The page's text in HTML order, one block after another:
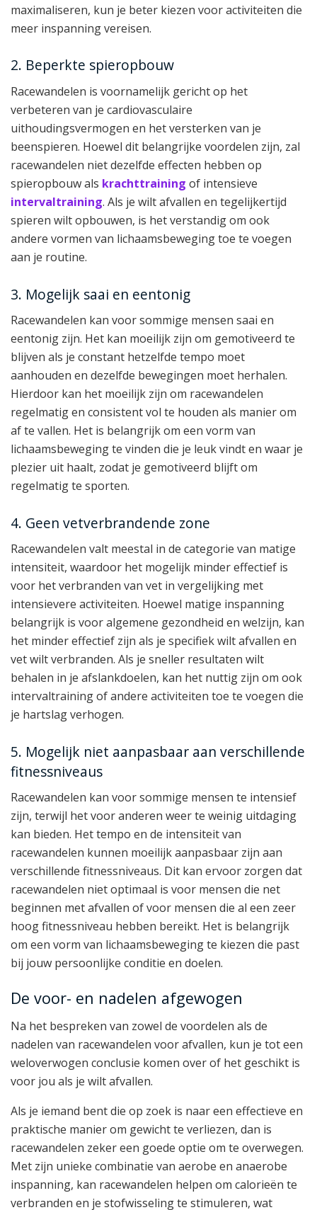
maximaliseren, kun je beter kiezen voor activiteiten die
meer inspanning vereisen.
2. Beperkte spieropbouw
Racewandelen is voornamelijk gericht op het
verbeteren van je cardiovasculaire
uithoudingsvermogen en het versterken van je
beenspieren. Hoewel dit belangrijke voordelen zijn, zal
racewandelen niet dezelfde effecten hebben op
spieropbouw als krachttraining of intensieve
intervaltraining. Als je wilt afvallen en tegelijkertijd
spieren wilt opbouwen, is het verstandig om ook
andere vormen van lichaamsbeweging toe te voegen
aan je routine.
3. Mogelijk saai en eentonig
Racewandelen kan voor sommige mensen saai en
eentonig zijn. Het kan moeilijk zijn om gemotiveerd te
blijven als je constant hetzelfde tempo moet
aanhouden en dezelfde bewegingen moet herhalen.
Hierdoor kan het moeilijk zijn om racewandelen
regelmatig en consistent vol te houden als manier om
af te vallen. Het is belangrijk om een vorm van
lichaamsbeweging te vinden die je leuk vindt en waar je
plezier uit haalt, zodat je gemotiveerd blijft om
regelmatig te sporten.
4. Geen vetverbrandende zone
Racewandelen valt meestal in de categorie van matige
intensiteit, waardoor het mogelijk minder effectief is
voor het verbranden van vet in vergelijking met
intensievere activiteiten. Hoewel matige inspanning
belangrijk is voor algemene gezondheid en welzijn, kan
het minder effectief zijn als je specifiek wilt afvallen en
vet wilt verbranden. Als je sneller resultaten wilt
behalen in je afslankdoelen, kan het nuttig zijn om ook
intervaltraining of andere activiteiten toe te voegen die
je hartslag verhogen.
5. Mogelijk niet aanpasbaar aan verschillende
fitnessniveaus
Racewandelen kan voor sommige mensen te intensief
zijn, terwijl het voor anderen weer te weinig uitdaging
kan bieden. Het tempo en de intensiteit van
racewandelen kunnen moeilijk aanpasbaar zijn aan
verschillende fitnessniveaus. Dit kan ervoor zorgen dat
racewandelen niet optimaal is voor mensen die net
beginnen met afvallen of voor mensen die al een zeer
hoog fitnessniveau hebben bereikt. Het is belangrijk
om een vorm van lichaamsbeweging te kiezen die past
bij jouw persoonlijke conditie en doelen.
De voor- en nadelen afgewogen
Na het bespreken van zowel de voordelen als de
nadelen van racewandelen voor afvallen, kun je tot een
weloverwogen conclusie komen over of het geschikt is
voor jou als je wilt afvallen.
Als je iemand bent die op zoek is naar een effectieve en
praktische manier om gewicht te verliezen, dan is
racewandelen zeker een goede optie om te overwegen.
Met zijn unieke combinatie van aerobe en anaerobe
inspanning, kan racewandelen helpen om calorieën te
verbranden en je stofwisseling te stimuleren, wat